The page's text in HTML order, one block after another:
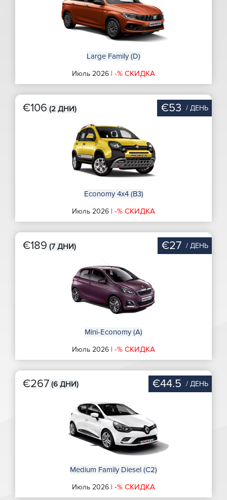
Large Family (D)
Июль 2026 | -% СКИДКА
€106 (2 ДНИ) €53 / ДЕНЬ
Economy 4x4 (B3)
Июль 2026 | -% СКИДКА
€189 (7 ДНИ) €27 / ДЕНЬ
Mini-Economy (A)
Июль 2026 | -% СКИДКА
€267 (6 ДНИ) €44.5 / ДЕНЬ
Medium Family Diesel (C2)
Июль 2026 | -% СКИДКА